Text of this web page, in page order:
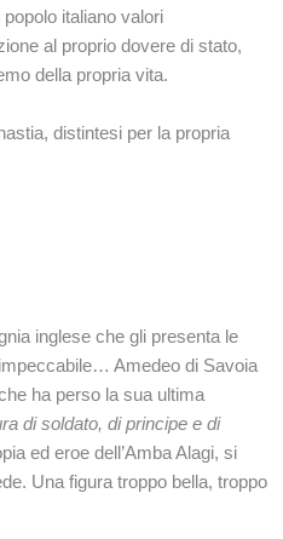
italiano valori
al proprio dovere di stato,
della propria vita.
distintesi per la propria
inglese che gli presenta le
Amedeo di Savoia
ha perso la sua ultima
di soldato, di principe e di
ed eroe dell’Amba Alagi, si
Una figura troppo bella, troppo